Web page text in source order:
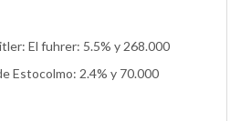
El fuhrer: 5.5% y 268.000
Estocolmo: 2.4% y 70.000